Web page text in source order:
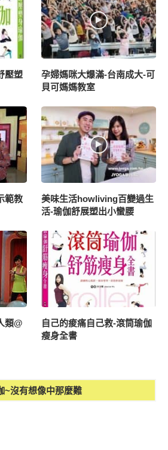
壓塑
孕婦媽咪大爆滿-台南成大-可
貝可媽媽教室
範教
美味生活howliving百變過生
活-瑜伽舒展塑出小蠻腰
類@
自己的痠痛自己救-滾筒瑜伽
瘦身全書
~沒有想像中那麼難